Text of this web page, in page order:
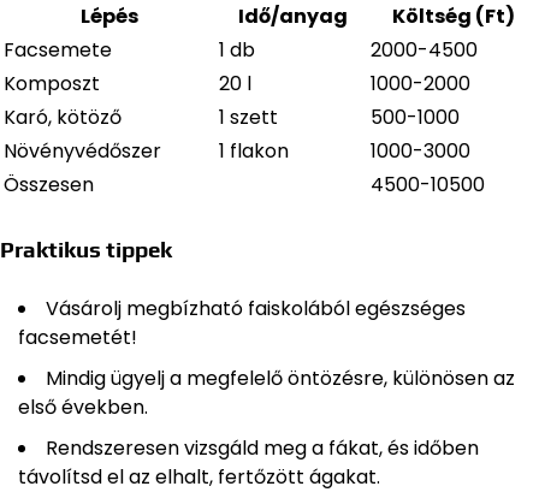
Lépés Idő/anyag
Költség (Ft)
Facsemete
1 db
2000-4500
Komposzt
20 l
1000-2000
Karó, kötöző
1 szett
500-1000
Növényvédőszer
1 flakon
1000-3000
Összesen
4500-10500
Praktikus tippek
Vásárolj megbízható faiskolából egészséges
facsemetét!
Mindig ügyelj a megfelelő öntözésre, különösen az
első években.
Rendszeresen vizsgáld meg a fákat, és időben
távolítsd el az elhalt, fertőzött ágakat.